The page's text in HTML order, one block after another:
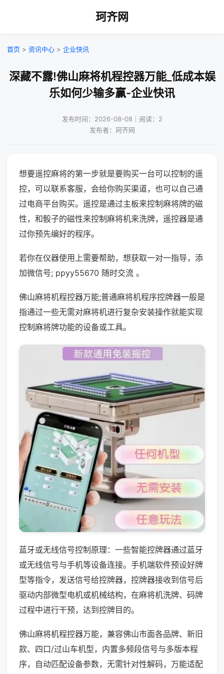
珂齐网
首页 > 资讯中心 > 企业快讯
深藏不露!佛山麻将机程控器万能_低成本娱
乐如何少输多赢-企业快讯
发布时间：2026-08-08｜阅读：2
发布者：珂齐网
想要遥控麻将的第一步就是要购买一台可以控制的遥
控，可以联系客服，会给你购买渠道，也可以自己通
过电商平台购买。遥控是通过主板来控制麻将牌的磁
性，和骰子的磁性来控制麻将机来洗牌，遥控器是通
过你预先编好的程序。
若你在仪器使用上需要帮助，想获取一对一指导，添
加微信号; ppyy55670 随时交流 。
佛山麻将机程控器万能;普通麻将机程序控牌器一般是
指通过一些无需对麻将机进行复杂安装操作就能实现
控制麻将牌功能的设备或工具。
蓝牙或无线信号控制原理：一些智能控牌器通过蓝牙
或无线信号与手机等设备连接。手机端软件预设好牌
型等指令，发送信号给控牌器，控牌器接收到信号后
驱动内部微型电机或机械结构，在麻将机洗牌、码牌
过程中进行干预，达到控牌目的。
佛山麻将机程控器万能，兼容佛山市面各品牌、新旧
款、四口/过山车机型，内置多频段信号与多版本程
序，自动匹配设备参数，无需针对性解码，万能适配